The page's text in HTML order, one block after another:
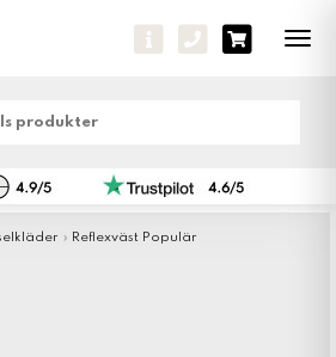
» Reflexväst Populär